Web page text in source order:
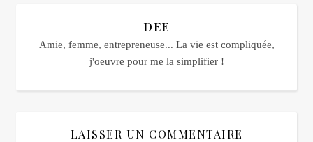
DEE
Amie, femme, entrepreneuse... La vie est compliquée,
j'oeuvre pour me la simplifier !
LAISSER UN COMMENTAIRE